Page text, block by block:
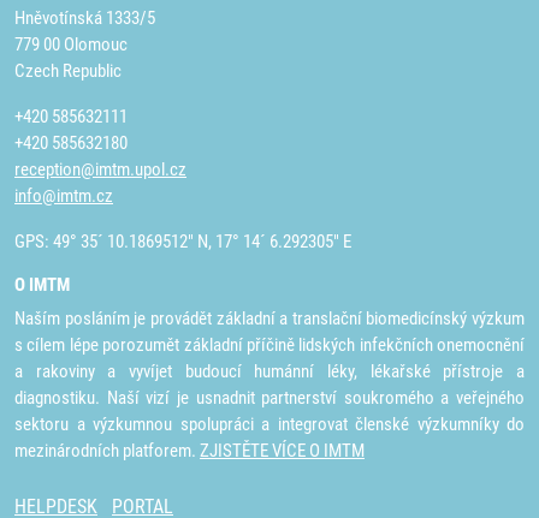
Hněvotínská 1333/5
779 00 Olomouc
Czech Republic
+420 585632111
+420 585632180
reception@imtm.upol.cz
info@imtm.cz
GPS: 49° 35´ 10.1869512" N, 17° 14´ 6.292305" E
O IMTM
Naším posláním je provádět základní a translační biomedicínský výzkum
s cílem lépe porozumět základní příčině lidských infekčních onemocnění
a rakoviny a vyvíjet budoucí humánní léky, lékařské přístroje a
diagnostiku. Naší vizí je usnadnit partnerství soukromého a veřejného
sektoru a výzkumnou spolupráci a integrovat členské výzkumníky do
mezinárodních platforem. ZJISTĚTE VÍCE O IMTM
HELPDESK PORTAL